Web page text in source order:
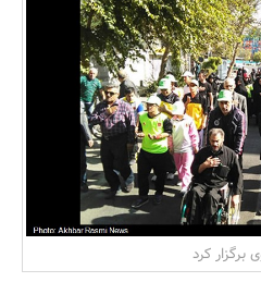
بانک، بیمه و سرمایه
مسکن و ساختمان
کرد